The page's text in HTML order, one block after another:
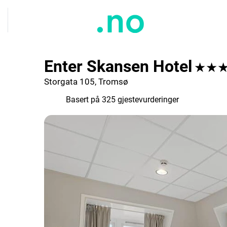
Enter Skansen Hotel
Storgata 105, Tromsø
Basert på 325 gjestevurderinger